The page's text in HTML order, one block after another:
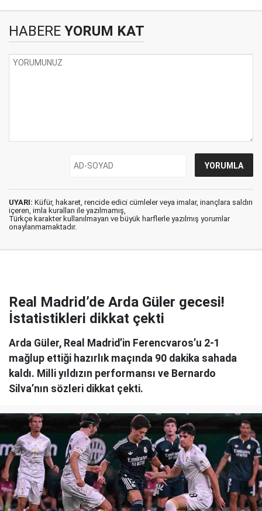
HABERE YORUM KAT
UYARI: Küfür, hakaret, rencide edici cümleler veya imalar, inançlara saldırı
içeren, imla kuralları ile yazılmamış,
Türkçe karakter kullanılmayan ve büyük harflerle yazılmış yorumlar
onaylanmamaktadır.
Real Madrid’de Arda Güler gecesi!
İstatistikleri dikkat çekti
Arda Güler, Real Madrid’in Ferencvaros’u 2-1
mağlup ettiği hazırlık maçında 90 dakika sahada
kaldı. Milli yıldızın performansı ve Bernardo
Silva’nın sözleri dikkat çekti.